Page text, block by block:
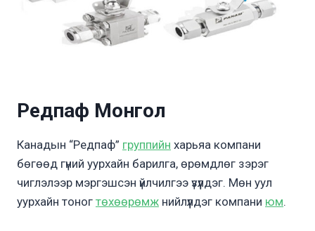
Редпаф Монгол
Канадын “Редпаф” группийн харьяа компани
бөгөөд гүний уурхайн барилга, өрөмдлөг зэрэг
чиглэлээр мэргэшсэн үйлчилгээ үзүүлдэг. Мөн уул
уурхайн тоног төхөөрөмж нийлүүлдэг компани юм.